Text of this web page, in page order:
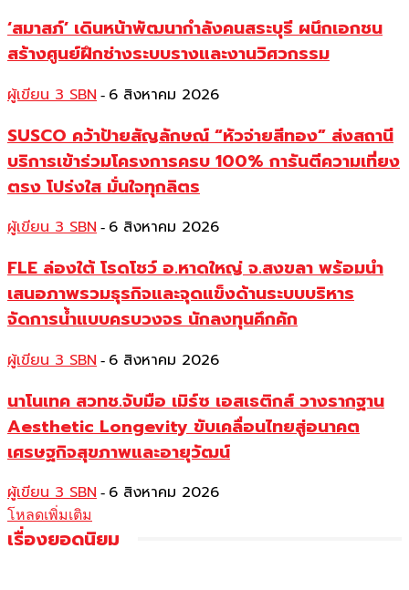
‘สมาสภ์’ เดินหน้าพัฒนากำลังคนสระบุรี ผนึกเอกชน
สร้างศูนย์ฝึกช่างระบบรางและงานวิศวกรรม
ผู้เขียน 3 SBN - 6 สิงหาคม 2026
SUSCO คว้าป้ายสัญลักษณ์ “หัวจ่ายสีทอง” ส่งสถานี
บริการเข้าร่วมโครงการครบ 100% การันตีความเที่ยง
ตรง โปร่งใส มั่นใจทุกลิตร
ผู้เขียน 3 SBN - 6 สิงหาคม 2026
FLE ล่องใต้ โรดโชว์ อ.หาดใหญ่ จ.สงขลา พร้อมนำ
เสนอภาพรวมธุรกิจและจุดแข็งด้านระบบบริหาร
จัดการน้ำแบบครบวงจร นักลงทุนคึกคัก
ผู้เขียน 3 SBN - 6 สิงหาคม 2026
นาโนเทค สวทช.จับมือ เมิร์ซ เอสเธติกส์ วางรากฐาน
Aesthetic Longevity ขับเคลื่อนไทยสู่อนาคต
เศรษฐกิจสุขภาพและอายุวัฒน์
ผู้เขียน 3 SBN - 6 สิงหาคม 2026
โหลดเพิ่มเติม
เรื่องยอดนิยม